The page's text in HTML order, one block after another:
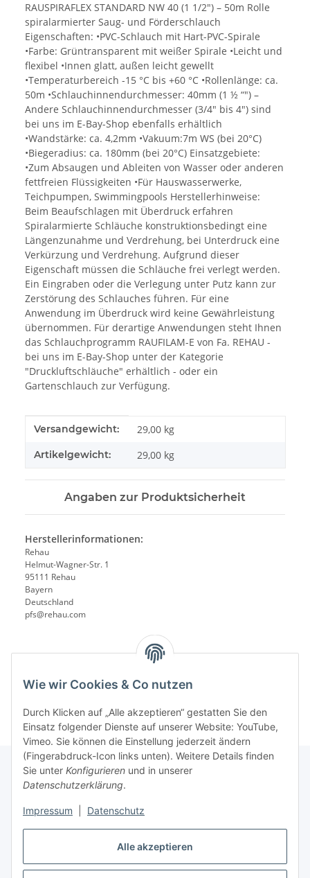
Alle akzeptieren
Wie wir Cookies & Co nutzen
Durch Klicken auf „Alle akzeptieren“ gestatten Sie den
Einsatz folgender Dienste auf unserer Website: YouTube,
Vimeo. Sie können die Einstellung jederzeit ändern
(Fingerabdruck-Icon links unten). Weitere Details finden
Sie unter Konfigurieren und in unserer
Datenschutzerklärung.
Impressum Datenschutz
RAUSPIRAFLEX STANDARD NW 40 (1 1/2") – 50m Rolle
spiralarmierter Saug- und Förderschlauch
Eigenschaften: •PVC-Schlauch mit Hart-PVC-Spirale
•Farbe: Grüntransparent mit weißer Spirale •Leicht und
flexibel •Innen glatt, außen leicht gewellt
•Temperaturbereich -15 °C bis +60 °C •Rollenlänge: ca.
50m •Schlauchinnendurchmesser: 40mm (1 ½ “") –
Andere Schlauchinnendurchmesser (3/4" bis 4") sind
bei uns im E-Bay-Shop ebenfalls erhältlich
•Wandstärke: ca. 4,2mm •Vakuum:7m WS (bei 20°C)
•Biegeradius: ca. 180mm (bei 20°C) Einsatzgebiete:
•Zum Absaugen und Ableiten von Wasser oder anderen
fettfreien Flüssigkeiten •Für Hauswasserwerke,
Teichpumpen, Swimmingpools Herstellerhinweise:
Beim Beaufschlagen mit Überdruck erfahren
Spiralarmierte Schläuche konstruktionsbedingt eine
Längenzunahme und Verdrehung, bei Unterdruck eine
Verkürzung und Verdrehung. Aufgrund dieser
Eigenschaft müssen die Schläuche frei verlegt werden.
Ein Eingraben oder die Verlegung unter Putz kann zur
Zerstörung des Schlauches führen. Für eine
Anwendung im Überdruck wird keine Gewährleistung
übernommen. Für derartige Anwendungen steht Ihnen
das Schlauchprogramm RAUFILAM-E von Fa. REHAU -
bei uns im E-Bay-Shop unter der Kategorie
"Druckluftschläuche" erhältlich - oder ein
Gartenschlauch zur Verfügung.
Produkteigenschaft
Wert
Versandgewicht: 29,00 kg
Artikelgewicht: 29,00 kg
Angaben zur Produktsicherheit
Herstellerinformationen:
Rehau
Helmut-Wagner-Str. 1
95111 Rehau
Bayern
Deutschland
pfs@rehau.com
Gesetzliche Informationen